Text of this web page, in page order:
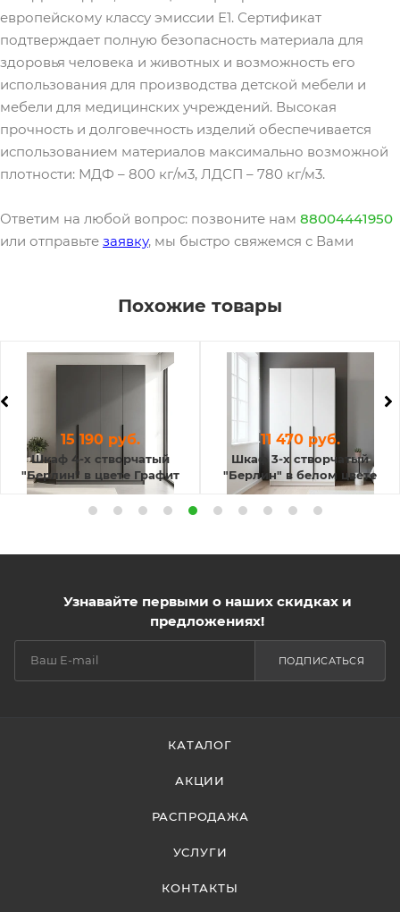
европейскому классу эмиссии Е1. Сертификат
подтверждает полную безопасность материала для
здоровья человека и животных и возможность его
использования для производства детской мебели и
мебели для медицинских учреждений. Высокая
прочность и долговечность изделий обеспечивается
использованием материалов максимально возможной
плотности: МДФ – 800 кг/м3, ЛДСП – 780 кг/м3.
Ответим на любой вопрос: позвоните нам 88004441950
или отправьте заявку, мы быстро свяжемся с Вами
Похожие товары
Шкаф 4-х створчатый
"Берлин" в цвете Графит
15 190 руб.
Шкаф 3-х створчатый
"Берлин" в белом цвете
11 470 руб.
Узнавайте первыми о наших скидках и
предложениях!
ПОДПИСАТЬСЯ
КАТАЛОГ
АКЦИИ
РАСПРОДАЖА
УСЛУГИ
КОНТАКТЫ